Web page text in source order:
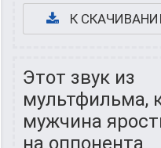
К
Этот звук из
мультфильма,
мужчина
на оппонента